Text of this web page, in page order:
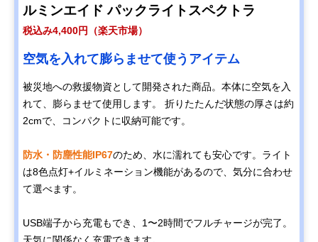
ルミンエイド パックライトスペクトラ
税込み4,400円（楽天市場）
空気を入れて膨らませて使うアイテム
被災地への救援物資として開発された商品。本体に空気を入
れて、膨らませて使用します。 折りたたんだ状態の厚さは約
2cmで、コンパクトに収納可能です。
防水・防塵性能IP67のため、水に濡れても安心です。ライト
は8色点灯+イルミネーション機能があるので、気分に合わせ
て選べます。
USB端子から充電もでき、1〜2時間でフルチャージが完了。